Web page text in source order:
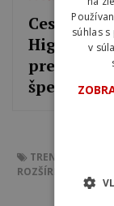
Cestno-
Highball
pretekov
TRENČIANSKY
ROZŠÍRENIE
súhlas
v